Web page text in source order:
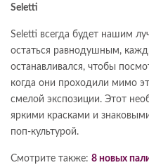
Seletti
Seletti всегда будет нашим
остаться равнодушным,
останавливался, чтобы
когда они проходили мимо
смелой экспозиции. Этот
яркими красками и
поп-культурой.
Смотрите также: 8 новых